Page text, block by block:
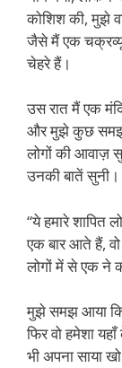
कोशिश की, मुझे
जैसे मैं एक
चेहरे हैं।
उस रात मैं एक
और मुझे कुछ समझ
लोगों की आवाज़
उनकी बातें सुनी।
“ये हमारे शापित
एक बार आते हैं,
लोगों में से एक ने
मुझे समझ आया
फिर वो हमेशा
भी अपना साया